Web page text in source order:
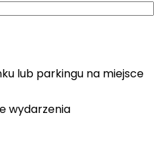
lub parkingu na miejsce
wydarzenia